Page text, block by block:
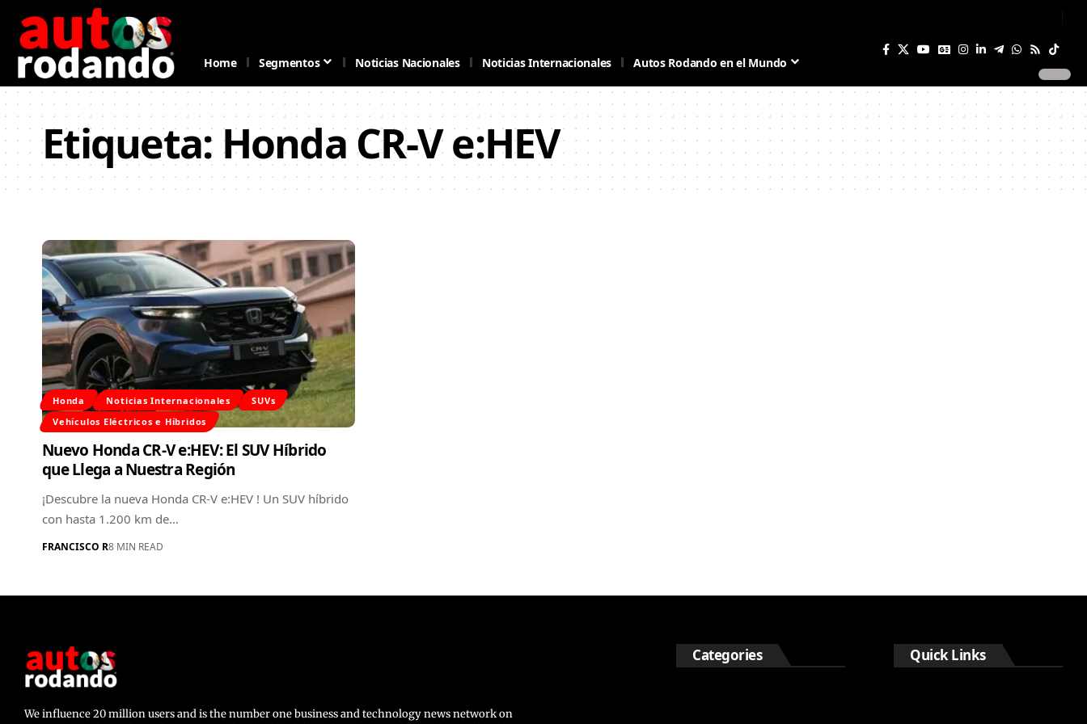
Home Segmentos Noticias Nacionales Noticias Internacionales Autos Rodando en el Mundo
Etiqueta:Honda CR-V e:HEV
Honda Noticias Internacionales
SUVs
Vehículos Eléctricos e Híbridos
Nuevo Honda CR-V e:HEV: El SUV Híbrido
que Llega a Nuestra Región
¡Descubre la nueva Honda CR-V e:HEV ! Un SUV híbrido
con hasta 1.200 km de…
FRANCISCO R8 MIN READ
We influence 20 million users and is the number one business and technology news network on
Categories Quick Links